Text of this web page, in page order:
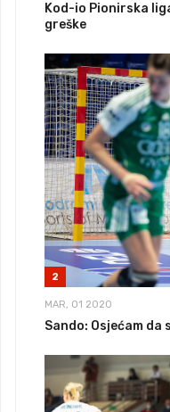
Kod-io Pionirska
greške
2
MAR, 01 2020
Sando: Osjećam da